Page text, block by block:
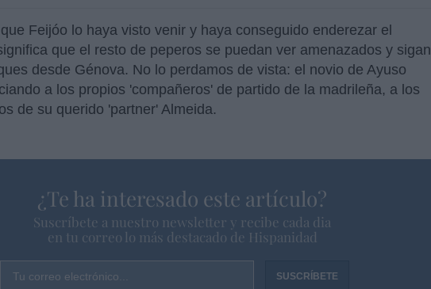
Feijóo lo haya visto venir y haya conseguido enderezar el
que el resto de peperos se puedan ver amenazados y sigan
desde Génova. No lo perdamos de vista: el novio de Ayuso
a los propios 'compañeros' de partido de la madrileña, a los
de su querido 'partner' Almeida.
¿Te ha interesado este artículo?
Suscríbete a nuestro newsletter y recibe cada dia
en tu correo lo más destacado de Hispanidad
Tu correo electrónico...